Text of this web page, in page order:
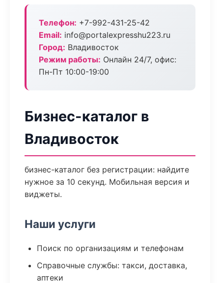
Телефон: +7-992-431-25-42
Email: info@portalexpresshu223.ru
Город: Владивосток
Режим работы: Онлайн 24/7, офис:
Пн-Пт 10:00-19:00
Бизнес-каталог в
Владивосток
бизнес-каталог без регистрации: найдите
нужное за 10 секунд. Мобильная версия и
виджеты.
Наши услуги
Поиск по организациям и телефонам
Справочные службы: такси, доставка,
аптеки